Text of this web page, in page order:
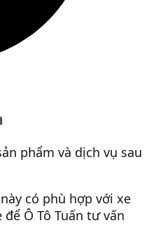
phẩm và dịch vụ sau
có phù hợp với xe
Ô Tô Tuấn tư vấn